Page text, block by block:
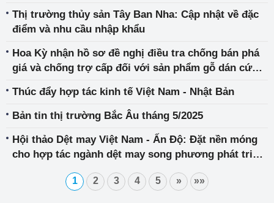
Thị trường thủy sản Tây Ban Nha: Cập nhật về đặc
điểm và nhu cầu nhập khẩu
Hoa Kỳ nhận hồ sơ đề nghị điều tra chống bán phá
giá và chống trợ cấp đối với sản phẩm gỗ dán cứng
Thúc đẩy hợp tác kinh tế Việt Nam - Nhật Bản
Bản tin thị trường Bắc Âu tháng 5/2025
Hội thảo Dệt may Việt Nam - Ấn Độ: Đặt nền móng
cho hợp tác ngành dệt may song phương phát triển
1 2 3 4 5 » »»